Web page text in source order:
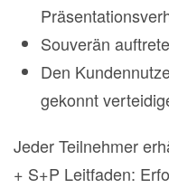
Souverän
Den
gekonnt
Jeder Teilnehmer
+ S+P Leitfaden: